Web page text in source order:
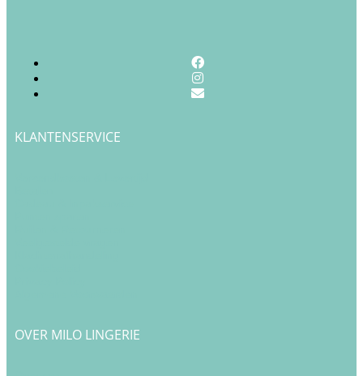
KLANTENSERVICE
OVER MILO LINGERIE